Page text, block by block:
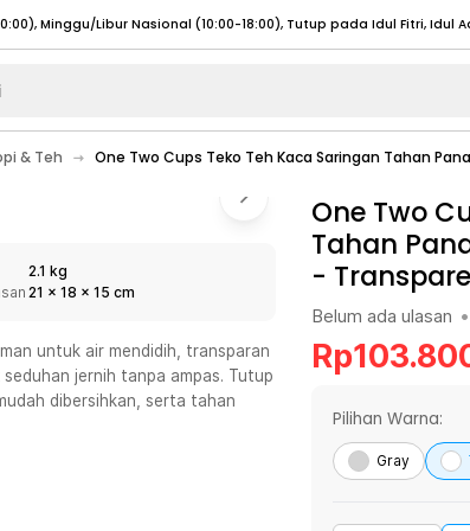
- 20:00), Sabtu - Minggu (08:00 - 20:00), Tutup pada Idul Fitri
Sabtu - Minggu/ Libur Nasional (08:00 - 17:00) Selengkapnya
Sabtu - Minggu/ Libur Nasional (08:00 - 17:00) Selengkapnya
Minggu/Libur Nasional (12:00-20:00), Tutup pada Idul Fitri
Minggu/Libur Nasional (12:00-20:00), Tutup pada Idul Fitri
- 20:00), Sabtu - Minggu (08:00 - 20:00), Tutup pada Idul Fitri
Sabtu - Minggu/ Libur Nasional (08:00 - 17:00) Selengkapnya
& Teh One Two Cups Teko Teh Kaca Saringan Tahan
2.1 kg
21 x 18 x 15 cm
untuk air mendidih, transparan
jernih tanpa ampas. Tutup
dibersihkan, serta tahan
One Two
Tahan
-
Belum ada ulasan •
Rp
Pilihan Warna:
Gray